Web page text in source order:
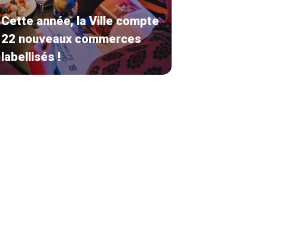
Cette année, la Ville compte
22 nouveaux commerces
labellisés !